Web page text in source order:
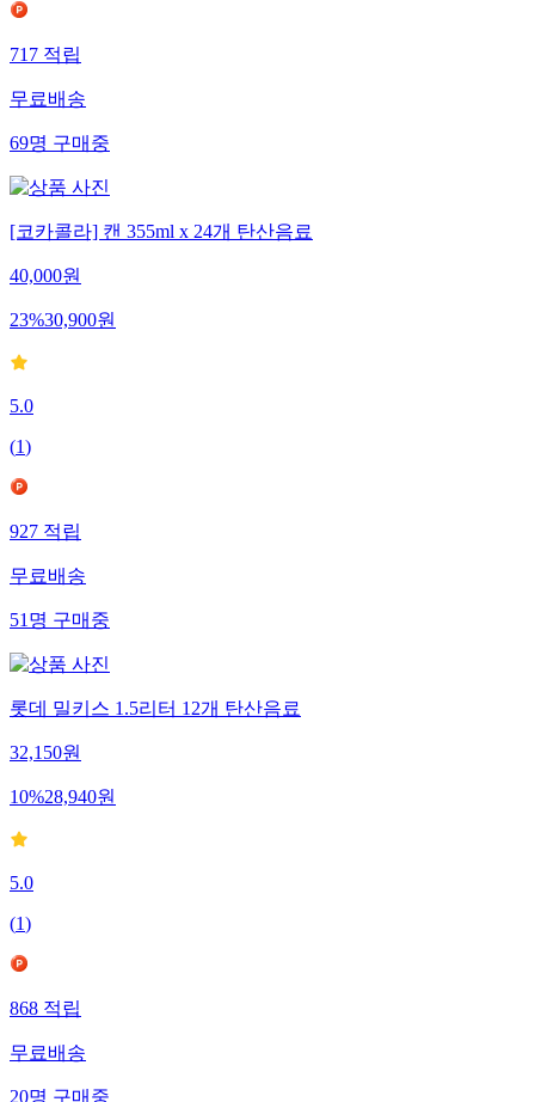
717적립
무료배송
69명구매중
[코카콜라] 캔 355ml x 24개 탄산음료
40,000원
23%30,900원
5.0
(1)
927적립
무료배송
51명구매중
롯데 밀키스 1.5리터 12개 탄산음료
32,150원
10%28,940원
5.0
(1)
868적립
무료배송